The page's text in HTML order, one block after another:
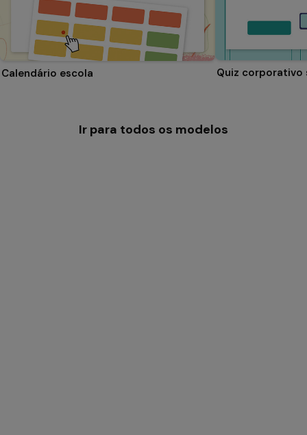
Calendário escola Quiz corporativo
Ir para todos os modelos